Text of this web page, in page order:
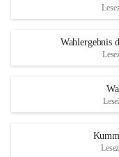
Wahlergebnis